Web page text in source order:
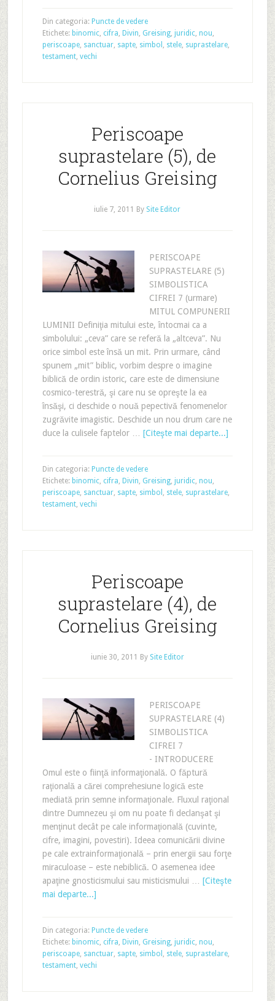
Din categoria: Puncte de vedere
Etichete: binomic, cifra, Divin, Greising, juridic, nou,
periscoape, sanctuar, sapte, simbol , stele, suprastelare,
testament, vechi
Periscoape
suprastelare (5), de
Cornelius Greising
iulie 7, 2011 By Site Editor
PERISCOAPE
SUPRASTELARE (5)
SIMBOLISTICA
CIFREI 7 (urmare)
MITUL COMPUNERII
LUMINII Definiţia mitului este, întocmai ca a
simbolului: „ceva” care se referă la „altceva”. Nu
orice simbol este însă un mit. Prin urmare, când
spunem „mit” biblic, vorbim despre o imagine
biblică de ordin istoric, care este de dimensiune
cosmico-terestră, şi care nu se opreşte la ea
însăşi, ci deschide o nouă pepectivă fenomenelor
zugrăvite imagistic. Deschide un nou drum care ne
duce la culisele faptelor … [Citeşte mai departe...]
Din categoria: Puncte de vedere
Etichete: binomic, cifra, Divin, Greising, juridic, nou,
periscoape, sanctuar, sapte, simbol , stele, suprastelare,
testament, vechi
Periscoape
suprastelare (4), de
Cornelius Greising
iunie 30, 2011 By Site Editor
PERISCOAPE
SUPRASTELARE (4)
SIMBOLISTICA
CIFREI 7
- INTRODUCERE
Omul este o fiinţă informaţională. O făptură
raţională a cărei comprehesiune logică este
mediată prin semne informaţionale. Fluxul raţional
dintre Dumnezeu şi om nu poate fi declanşat şi
menţinut decât pe cale informaţională (cuvinte,
cifre, imagini, povestiri). Ideea comunicării divine
pe cale extrainformaţională – prin energii sau forţe
miraculoase – este nebiblică. O asemenea idee
apaţine gnosticismului sau misticismului … [Citeşte
mai departe...]
Din categoria: Puncte de vedere
Etichete: binomic, cifra, Divin, Greising, juridic, nou,
periscoape, sanctuar, sapte, simbol , stele, suprastelare,
testament, vechi